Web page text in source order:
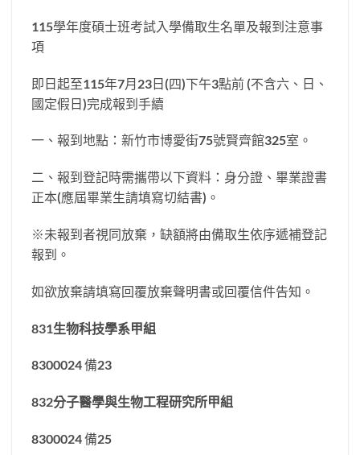
115學年度碩士班考試入學備取生名單及報到注意事
項
即日起至115年7月23日(四)下午3點前 (不含六、日、
國定假日)完成報到手續
一、報到地點：新竹市博愛街75號賢齊館325室。
二、報到登記時需攜帶以下資料：身分證、畢業證書
正本(應屆畢業生請填寫切結書)。
※未報到者視同放棄，缺額將由備取生依序遞補登記
報到。
如欲放棄請填寫回覆放棄聲明書或回覆信件告知。
831生物科技學系甲組
8300024 備23
832分子醫學與生物工程研究所甲組
8300024 備25